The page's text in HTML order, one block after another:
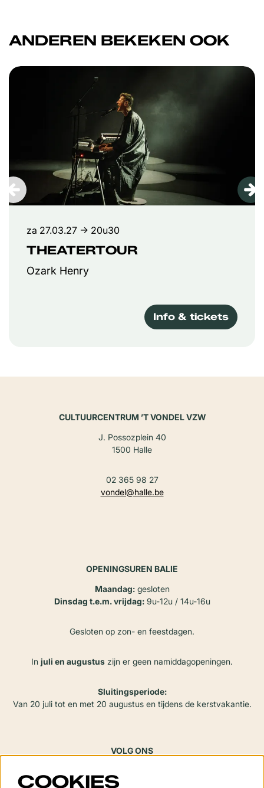
ANDEREN BEKEKEN OOK
Overslaan
THEATERTOUR
Ozark Henry
za 27.03.27 → 20u30
Info & tickets
CULTUURCENTRUM ’T VONDEL VZW
J. Possozplein 40
1500 Halle
02 365 98 27
vondel@halle.be
OPENINGSUREN BALIE
Maandag:gesloten
Dinsdag t.e.m. vrijdag:9u-12u / 14u-16u
Gesloten op zon- en feestdagen.
In juli en augustus zijn er geen namiddagopeningen.
Sluitingsperiode:
Van 20 juli tot en met 20 augustus en tijdens de kerstvakantie.
VOLG ONS
COOKIES